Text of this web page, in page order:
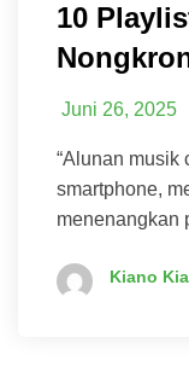
10
Juni 26, 2025
“Alunan musik
smartphone,
menenangkan
Kiano Kia